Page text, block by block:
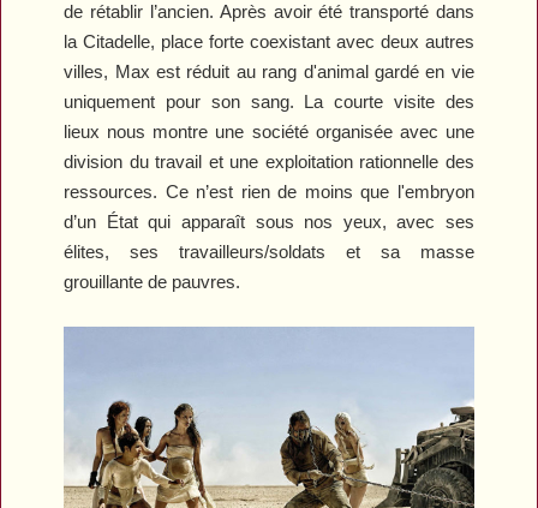
de rétablir l’ancien.Après avoir été transporté dans
la Citadelle, place forte coexistant avec deux autres
villes, Max est réduit au rang d'animal gardé en vie
uniquement pour son sang. La courte visite des
lieux nous montre une société organisée avec une
division du travail et une exploitation rationnelle des
ressources. Ce n’est rien de moins que l'embryon
d’un État qui apparaît sous nos yeux, avec ses
élites, ses travailleurs/soldats et sa masse
grouillante de pauvres.